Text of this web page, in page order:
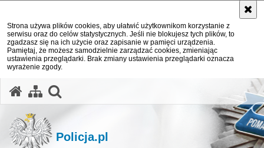
Strona używa plików cookies, aby ułatwić użytkownikom korzystanie z
serwisu oraz do celów statystycznych. Jeśli nie blokujesz tych plików, to
zgadzasz się na ich użycie oraz zapisanie w pamięci urządzenia.
Pamiętaj, że możesz samodzielnie zarządzać cookies, zmieniając
ustawienia przeglądarki. Brak zmiany ustawienia przeglądarki oznacza
wyrażenie zgody.
Policja.pl